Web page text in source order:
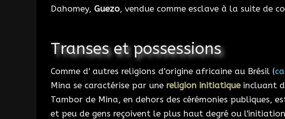
Dahomey, Guezo, vendue comme esclave à la suite de
Transes et possessions
Comme d' autres religions d'origine africaine au Brésil (
Mina se caractérise par une religion initiatiqueincluant
Tambor de Mina, en dehors des cérémonies publiques,
et peu de gens reçoivent le plus haut degré ou